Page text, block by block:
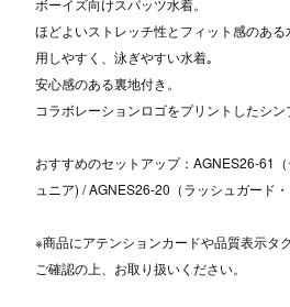
ボーイズ向けスパッツ水着。
ほどよいストレッチ性とフィット感のあ
用しやすく、泳ぎやすい水着｡
安心感のある裏地付き。
コラボレーションロゴをプリントしたシン
おすすめのセットアップ：AGNES26-61
ュニア) / AGNES26-20（ラッシュガード・
※商品にアテンションカードや品質表示タ
ご確認の上、お取り扱いください。